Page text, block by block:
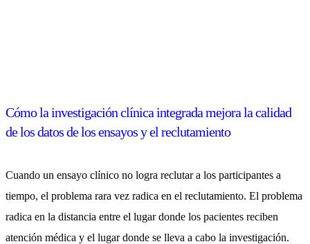
Cómo la investigación clínica integrada mejora la calidad
de los datos de los ensayos y el reclutamiento
Cuando un ensayo clínico no logra reclutar a los participantes a
tiempo, el problema rara vez radica en el reclutamiento. El problema
radica en la distancia entre el lugar donde los pacientes reciben
atención médica y el lugar donde se lleva a cabo la investigación.